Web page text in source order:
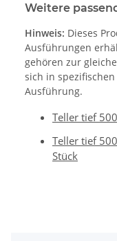
Weitere
Hinweis: Dieses
Ausführungen
gehören zur
sich in
Ausführung.
Teller tief
Teller tief
Stück